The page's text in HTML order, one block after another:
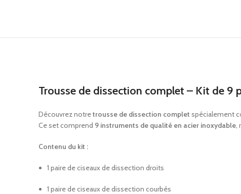
Trousse de dissection complet – Kit de 9
Découvrez notretrousse de dissection complet spécialement
Ce set comprend 9 instruments de qualité en acier inoxydable,
Contenu du kit :
1 paire de ciseaux de dissection droits
1 paire de ciseaux de dissection courbés